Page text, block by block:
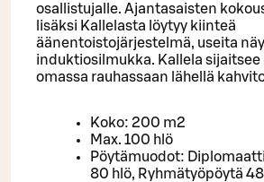
osallistujalle. Ajantasaisten
lisäksi Kallelasta löytyy kiinteä
äänentoistojärjestelmä, useita
induktiosilmukka. Kallela sijaitsee
omassa rauhassaan lähellä
Koko: 200 m2
Max. 100 hlö
Pöytämuodot:
80 hlö, Ryhmätyöpöytä